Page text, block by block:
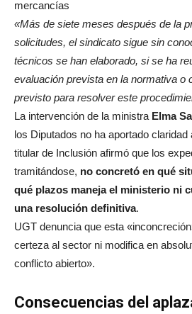
mercancías
«Más de siete meses después de la
solicitudes, el sindicato sigue sin
técnicos se han elaborado, si se ha
evaluación prevista en la normativa o
previsto para resolver este
La intervención de la ministra Elma
los Diputados no ha aportado claridad
titular de Inclusión afirmó que los
tramitándose, no concretó en qué
qué plazos maneja el ministerio ni
una resolución definitiva.
UGT denuncia que esta
certeza al sector ni modifica en
conflicto abierto».
Consecuencias del